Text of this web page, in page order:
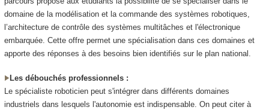
domaine de la modélisation et la commande des systèmes robotiques,
l’architecture de contrôle des systèmes multitâches et l'électronique
embarquée. Cette offre permet une spécialisation dans ces domaines et
apporte des réponses à des besoins bien identifiés sur le plan national.
Les débouchés professionnels :
Le spécialiste roboticien peut s'intégrer dans différents domaines
industriels dans lesquels l'autonomie est indispensable. On peut citer à